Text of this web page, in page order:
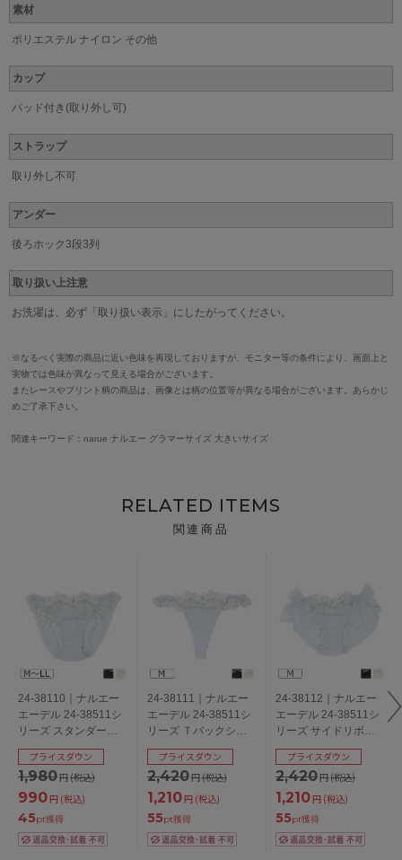
素材
ポリエステル ナイロン その他
カップ
パッド付き(取り外し可)
ストラップ
取り外し不可
アンダー
後ろホック3段3列
取り扱い上注意
お洗濯は、必ず「取り扱い表示」にしたがってください。
※なるべく実際の商品に近い色味を再現しておりますが、モニター等の条件により、画面上と
実物では色味が異なって見える場合がございます。
またレースやプリント柄の商品は、画像とは柄の位置等が異なる場合がございます。あらかじ
めご了承下さい。
関連キーワード：narue ナルエー グラマーサイズ 大きいサイズ
RELATED ITEMS
関連商品
24-38110｜ナルエー
エーデル 24-38511シ
リーズ スタンダード
ショーツ M/L/LL
1,980円(税込)
プライスダウン
990円 (税込)
45pt獲得
24-38111｜ナルエー
エーデル 24-38511シ
リーズ Ｔバックショ
ーツ M
2,420円(税込)
プライスダウン
1,210円 (税込)
55pt獲得
24-38112｜ナルエー
エーデル 24-38511シ
リーズ サイドリボン
ショーツ M
2,420円(税込)
プライスダウン
1,210円 (税込)
55pt獲得